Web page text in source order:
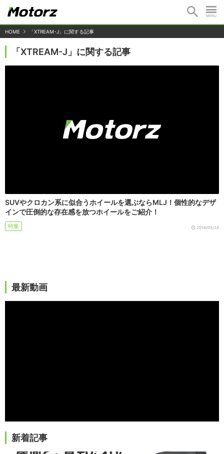
HOME 「XTREAM-J」に関する記事
「XTREAM-J」に関する記事
SUVやクロカン系に似合うホイールを選ぶならMLJ！個性的なデザ
インで圧倒的な存在感を放つホイールをご紹介！
特集 2018/05/24
最新動画
新着記事